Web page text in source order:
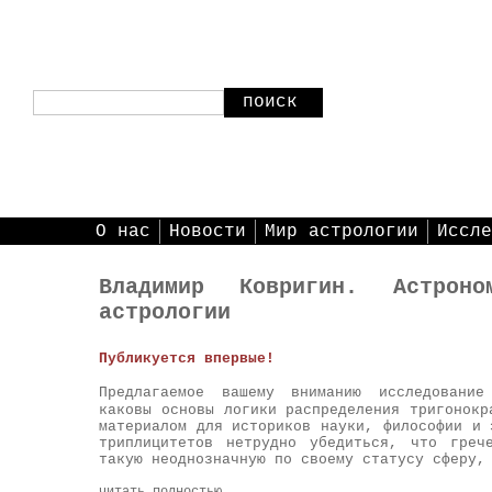
поиск
О нас Новости Мир астрологии
Владимир Ковригин.
астрологии
Публикуется впервые!
Предлагаемое вашему вниманию
каковы основы логики распределения
материалом для историков науки, философии и
триплицитетов нетрудно убедиться, что
такую неоднозначную по своему статусу